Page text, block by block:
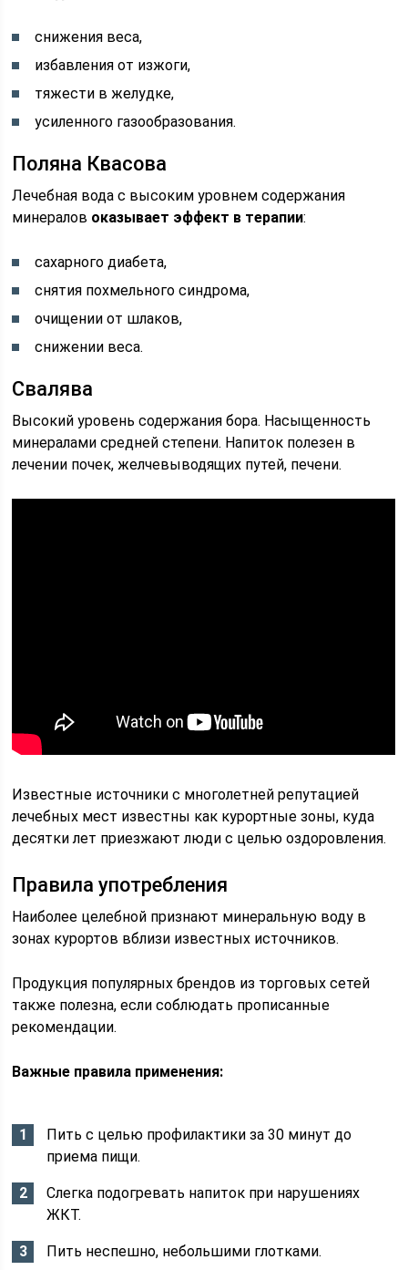
снижения веса,
избавления от изжоги,
тяжести в желудке,
усиленного газообразования.
Поляна Квасова
Лечебная вода с высоким уровнем содержания
минералов оказывает эффект в терапии:
сахарного диабета,
снятия похмельного синдрома,
очищении от шлаков,
снижении веса.
Свалява
Высокий уровень содержания бора. Насыщенность
минералами средней степени. Напиток полезен в
лечении почек, желчевыводящих путей, печени.
Известные источники с многолетней репутацией
лечебных мест известны как курортные зоны, куда
десятки лет приезжают люди с целью оздоровления.
Правила употребления
Наиболее целебной признают минеральную воду в
зонах курортов вблизи известных источников.
Продукция популярных брендов из торговых сетей
также полезна, если соблюдать прописанные
рекомендации.
Важные правила применения:
Пить с целью профилактики за 30 минут до
приема пищи.
Слегка подогревать напиток при нарушениях
ЖКТ.
Пить неспешно, небольшими глотками.